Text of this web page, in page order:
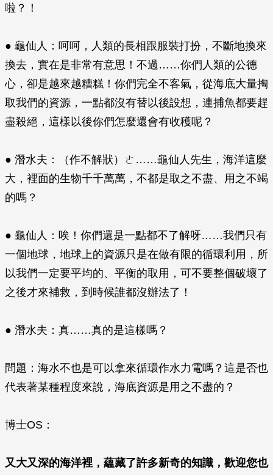
啦？！
● 龜仙人：呵呵，人類的長相跟服裝打扮，不斷地換來
換去，實在是非常有意思！不過……你們人類的公德
心，卻是越來越糟糕！你們完全不客氣，從海底大量掏
取我們的資源，一點都沒有替以後設想，連捕魚都要趕
盡殺絕，這樣以後你們怎麼還會有收穫呢？
● 潛水夫：（作不解狀）ㄜ……龜仙人先生，海洋這麼
大，裡面的生物千千萬萬，不都是取之不盡、用之不竭
的嗎？
● 龜仙人：唉！你們還是一點都不了解呀……我們只有
一個地球，地球上的資源只是在做有限的循環利用，所
以我們一定要平均的、平衡的取用，可不要整個破壞了
之後才來補救，到時候誰都沒辦法了！
● 潛水夫：真……真的是這樣嗎？
問題：海水不也是可以拿來循環作水力電嗎？這是否也
代表著某種程度來說，海底資源是用之不盡的？
博士OS：
又大又深的海洋裡，蘊藏了許多新奇的知識，歡迎您也